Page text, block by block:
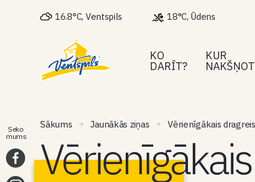
16.8°C, Ventspils 18°C, Ūdens
KO
DARĪT?
KUR
Sākums Jaunākās ziņas Vērienīgākais
Seko
mums